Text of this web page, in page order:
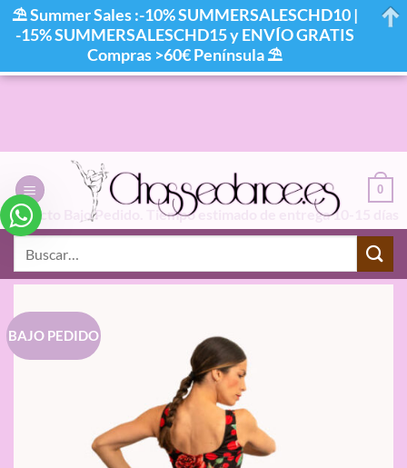
0
Producto Bajo Pedido. Tiempo estimado de entrega 10-15 días
laborables
BAJO PEDIDO
⛱ Summer Sales :-10% SUMMERSALESCHD10 |
-15% SUMMERSALESCHD15 y ENVÍO GRATIS
Compras >60€ Península ⛱